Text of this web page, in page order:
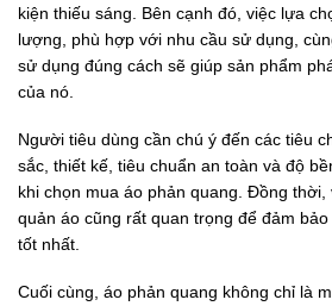
kiện thiếu sáng. Bên cạnh đó, việc lựa
lượng, phù hợp với nhu cầu sử dụng,
sử dụng đúng cách sẽ giúp sản phẩm
của nó.
Người tiêu dùng cần chú ý đến các tiêu
sắc, thiết kế, tiêu chuẩn an toàn và độ
khi chọn mua áo phản quang. Đồng thời,
quản áo cũng rất quan trọng để đảm
tốt nhất.
Cuối cùng, áo phản quang không chỉ là